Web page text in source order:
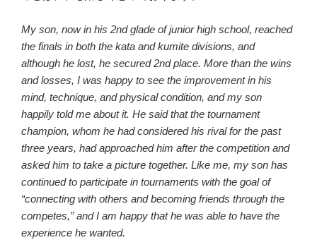
My son, now in his 2nd glade of junior high school, reached
the finals in both the kata and kumite divisions, and
although he lost, he secured 2nd place. More than the wins
and losses, I was happy to see the improvement in his
mind, technique, and physical condition, and my son
happily told me about it. He said that the tournament
champion, whom he had considered his rival for the past
three years, had approached him after the competition and
asked him to take a picture together. Like me, my son has
continued to participate in tournaments with the goal of
“connecting with others and becoming friends through the
competes,” and I am happy that he was able to have the
experience he wanted.